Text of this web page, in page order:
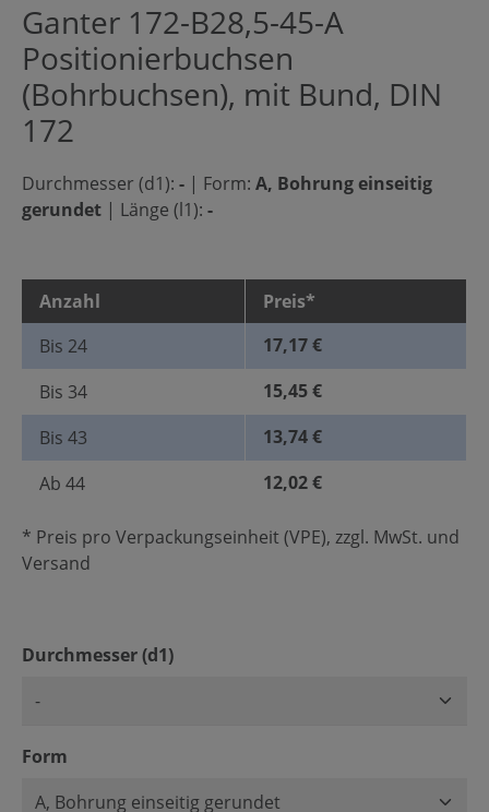
Ganter 172-B28,5-45-A
Positionierbuchsen
(Bohrbuchsen), mit Bund, DIN
172
Durchmesser (d1): - | Form: A, Bohrung einseitig
gerundet | Länge (l1): -
Anzahl
Preis*
Bis 24
17,17 €
Bis 34
15,45 €
Bis 43
13,74 €
Ab 44 12,02 €
* Preis pro Verpackungseinheit (VPE), zzgl. MwSt. und
Versand
Durchmesser (d1)auswählen
Form